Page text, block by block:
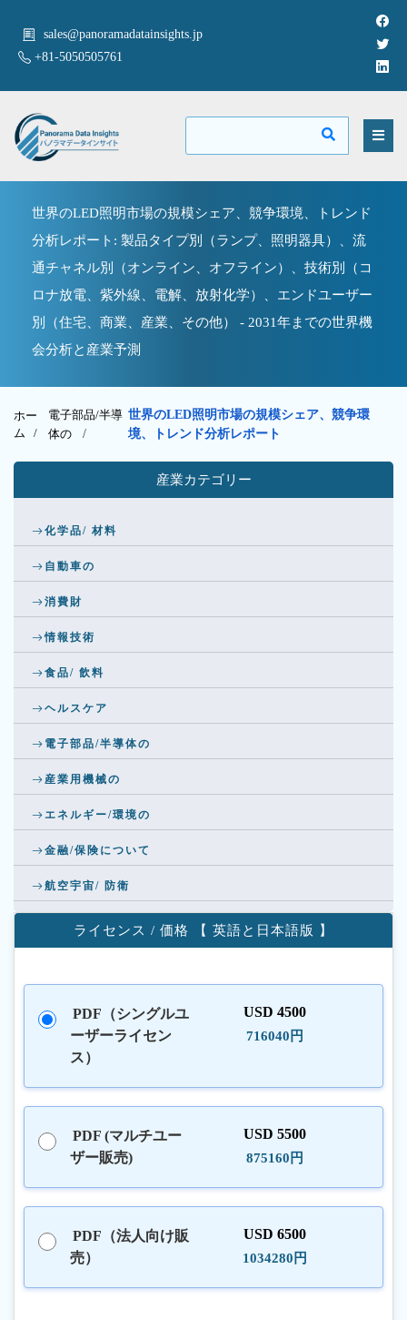
sales@panoramadatainsights.jp
+81-5050505761
世界のLED照明市場の規模シェア、競争環境、トレンド
分析レポート: 製品タイプ別（ランプ、照明器具）、流
通チャネル別（オンライン、オフライン）、技術別（コ
ロナ放電、紫外線、電解、放射化学）、エンドユーザー
別（住宅、商業、産業、その他） - 2031年までの世界機
会分析と産業予測
ホー
ム /
電子部品/半導
体の /
世界のLED照明市場の規模シェア、競争環
境、トレンド分析レポート
産業カテゴリー
化学品/ 材料
自動車の
消費財
情報技術
食品/ 飲料
ヘルスケア
電子部品/半導体の
産業用機械の
エネルギー/環境の
金融/保険について
航空宇宙/ 防衛
ライセンス / 価格 【 英語と日本語版 】
PDF（シングルユ
ーザーライセン
ス）
USD 4500
716040円
PDF (マルチユー
ザー販売)
USD 5500
875160円
PDF（法人向け販
売）
USD 6500
1034280円